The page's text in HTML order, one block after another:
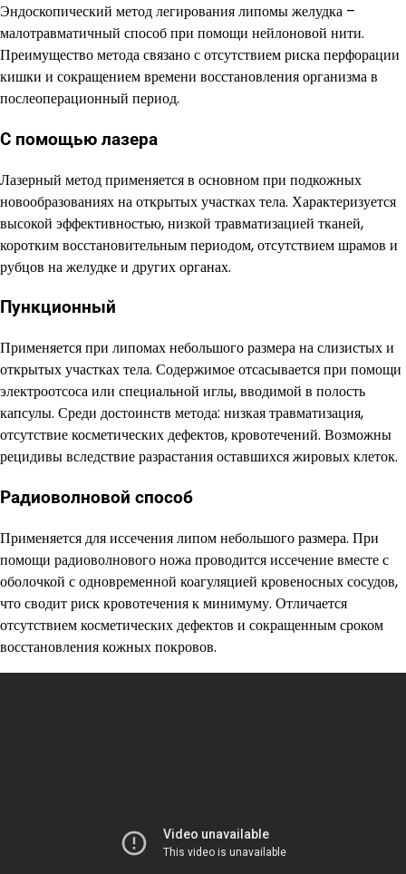
Эндоскопический метод легирования липомы желудка –
малотравматичный способ при помощи нейлоновой нити.
Преимущество метода связано с отсутствием риска перфорации
кишки и сокращением времени восстановления организма в
послеоперационный период.
С помощью лазера
Лазерный метод применяется в основном при подкожных
новообразованиях на открытых участках тела. Характеризуется
высокой эффективностью, низкой травматизацией тканей,
коротким восстановительным периодом, отсутствием шрамов и
рубцов на желудке и других органах.
Пункционный
Применяется при липомах небольшого размера на слизистых и
открытых участках тела. Содержимое отсасывается при помощи
электроотсоса или специальной иглы, вводимой в полость
капсулы. Среди достоинств метода: низкая травматизация,
отсутствие косметических дефектов, кровотечений. Возможны
рецидивы вследствие разрастания оставшихся жировых клеток.
Радиоволновой способ
Применяется для иссечения липом небольшого размера. При
помощи радиоволнового ножа проводится иссечение вместе с
оболочкой с одновременной коагуляцией кровеносных сосудов,
что сводит риск кровотечения к минимуму. Отличается
отсутствием косметических дефектов и сокращенным сроком
восстановления кожных покровов.